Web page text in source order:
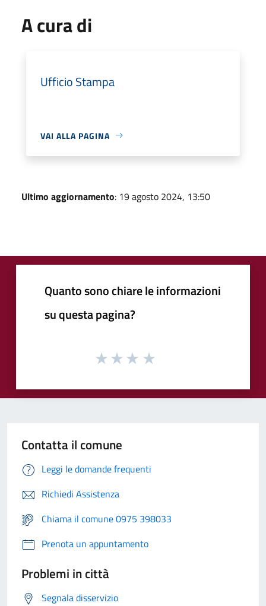
A cura di
Ufficio Stampa
VAI ALLA PAGINA
Ultimo aggiornamento: 19 agosto 2024, 13:50
Quanto sono chiare le informazioni
su questa pagina?
Contatta il comune
Leggi le domande frequenti
Richiedi Assistenza
Chiama il comune 0975 398033
Prenota un appuntamento
Problemi in città
Segnala disservizio